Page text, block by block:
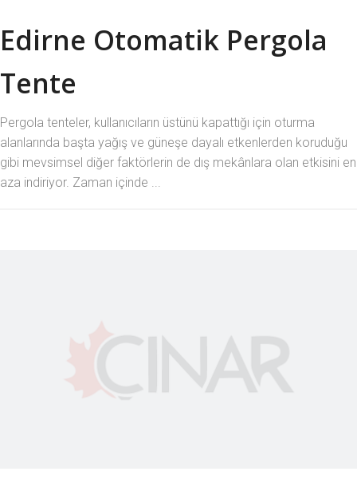
Edirne Otomatik Pergola
Tente
Pergola tenteler, kullanıcıların üstünü kapattığı için oturma
alanlarında başta yağış ve güneşe dayalı etkenlerden koruduğu
gibi mevsimsel diğer faktörlerin de dış mekânlara olan etkisini en
aza indiriyor. Zaman içinde ...